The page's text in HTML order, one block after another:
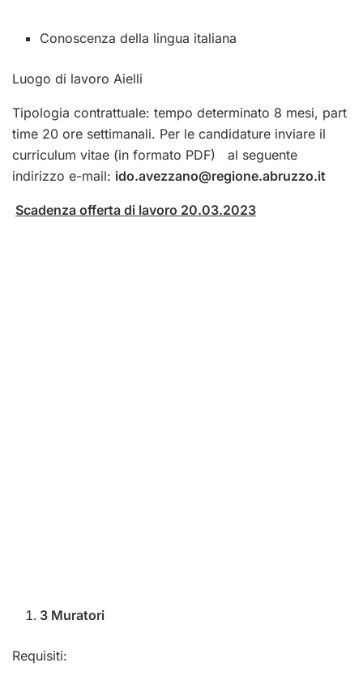
Conoscenza della lingua italiana
Luogo di lavoro Aielli
Tipologia contrattuale: tempo determinato 8 mesi, part
time 20 ore settimanali. Per le candidature inviare il
curriculum vitae (in formato PDF) al seguente
indirizzo e-mail: ido.avezzano@regione.abruzzo.it
Scadenza offerta di lavoro 20.03.2023
3 Muratori
Requisiti: